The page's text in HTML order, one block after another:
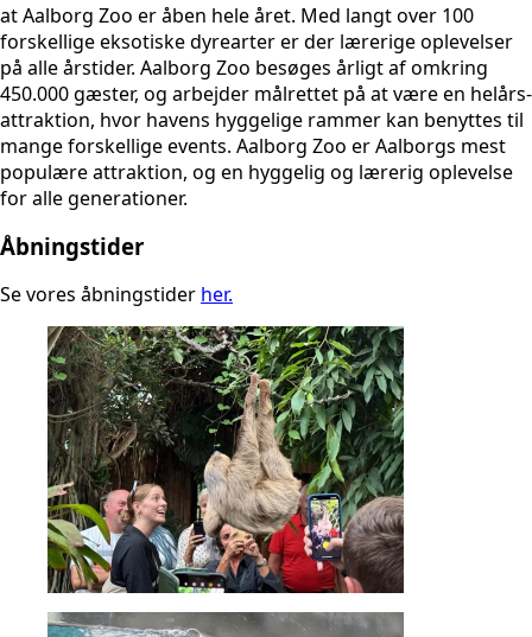
at Aalborg Zoo er åben hele året. Med langt over 100
forskellige eksotiske dyrearter er der lærerige oplevelser
på alle årstider. Aalborg Zoo besøges årligt af omkring
450.000 gæster, og arbejder målrettet på at være en helårs-
attraktion, hvor havens hyggelige rammer kan benyttes til
mange forskellige events. Aalborg Zoo er Aalborgs mest
populære attraktion, og en hyggelig og lærerig oplevelse
for alle generationer.
Åbningstider
Se vores åbningstider her.